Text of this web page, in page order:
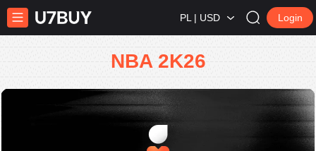
PL | USD Login
NBA 2K26